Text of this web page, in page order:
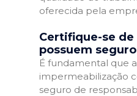
oferecida pela
Certifique-se de
possuem seguro
É fundamental que
impermeabilização
seguro de